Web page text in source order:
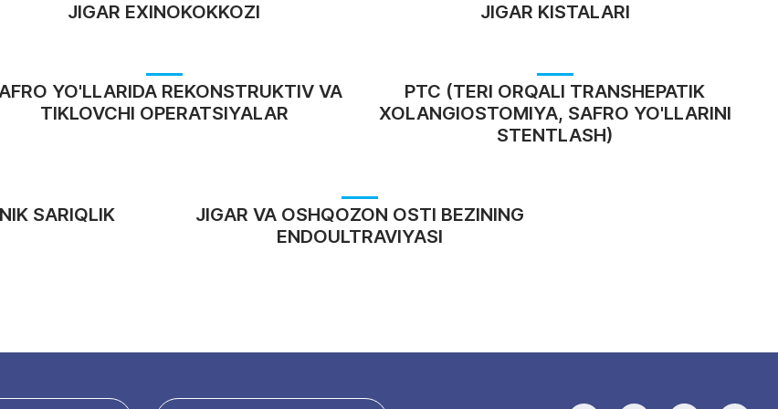
JIGAR EXINOKOKKOZI JIGAR KISTALARI
YO'LLARIDA REKONSTRUKTIV VA
TIKLOVCHI OPERATSIYALAR
PTC (TERI ORQALI TRANSHEPATIK
XOLANGIOSTOMIYA, SAFRO YO'LLARINI
STENTLASH)
SARIQLIK
JIGAR VA OSHQOZON OSTI BEZINING
ENDOULTRAVIYASI